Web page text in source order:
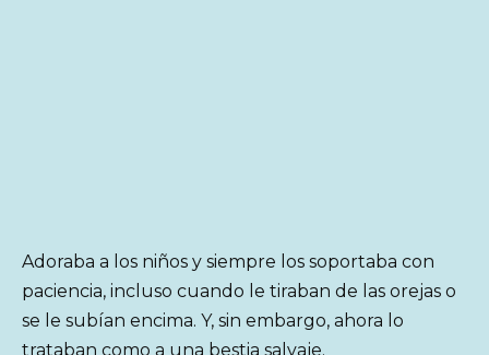
Adoraba a los niños y siempre los soportaba con
paciencia, incluso cuando le tiraban de las orejas o
se le subían encima. Y, sin embargo, ahora lo
trataban como a una bestia salvaje.